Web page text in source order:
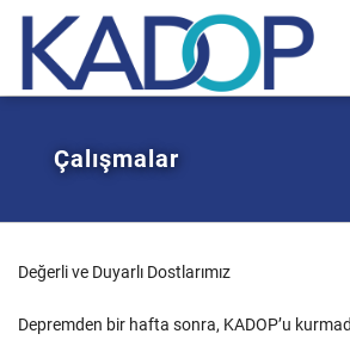
Hakkımızda
Çalışmalar
Çalışmalar
Değerli ve Duyarlı Dostlarımız
Depremden bir hafta sonra, KADOP’u